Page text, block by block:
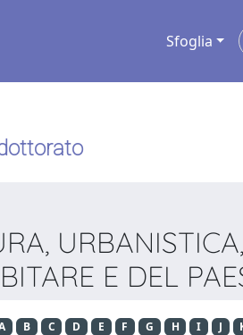
Sfoglia
E DEL
B C D E F G H I J